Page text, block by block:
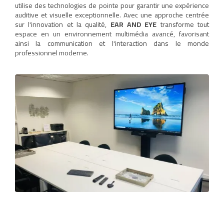
utilise des technologies de pointe pour garantir une expérience
auditive et visuelle exceptionnelle. Avec une approche centrée
sur l'innovation et la qualité, EAR AND EYEtransforme tout
espace en un environnement multimédia avancé, favorisant
ainsi la communication et l'interaction dans le monde
professionnel moderne.